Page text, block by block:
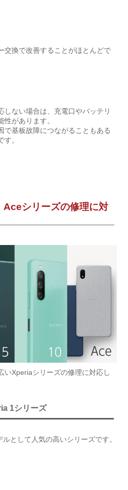
交換で改善することがほとんどで
しない場合は、充電口やバッテリ
があります。
で基板故障につながることもある
。
シリーズの修理に対
いXperiaシリーズの修理に対応し
1シリーズ
として人気の高いシリーズです。